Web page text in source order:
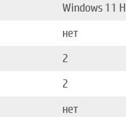
Windows 11
нет
2
2
нет